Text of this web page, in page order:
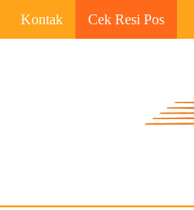
Kontak Cek Resi Pos